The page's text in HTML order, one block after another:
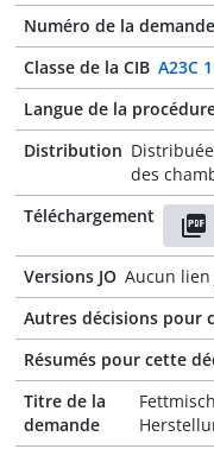
Numéro de la demande
Classe de la CIB A23C
Langue de la
Distribution
des
Téléchargement
Versions JO Aucun lien
Autres décisions pour
Résumés pour cette
Titre de la
demande